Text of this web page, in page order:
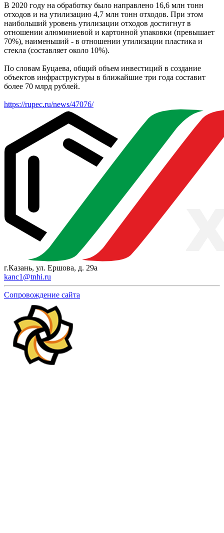
В 2020 году на обработку было направлено 16,6 млн тонн
отходов и на утилизацию 4,7 млн тонн отходов. При этом
наибольший уровень утилизации отходов достигнут в
отношении алюминиевой и картонной упаковки (превышает
70%), наименьший - в отношении утилизации пластика и
стекла (составляет около 10%).
По словам Буцаева, общий объем инвестиций в создание
объектов инфраструктуры в ближайшие три года составит
более 70 млрд рублей.
https://rupec.ru/news/47076/
г.Казань, ул. Ершова, д. 29а
kanc1@tnhi.ru
Сопровождение сайта